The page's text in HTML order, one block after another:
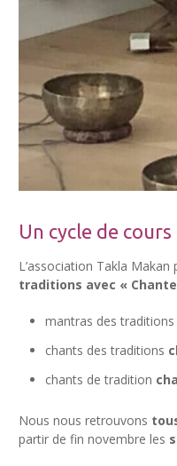
Un cycle de
L’association Takla
traditions avec «
mantras des traditions
chants des traditions
chants de tradition
Nous nous retrouvons
partir de fin novembre les